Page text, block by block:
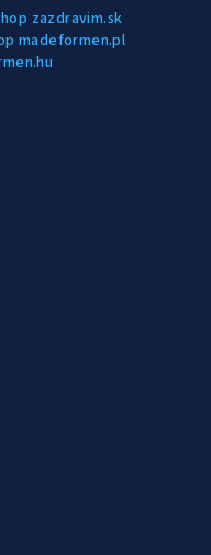
zazdravim.sk
madeformen.pl